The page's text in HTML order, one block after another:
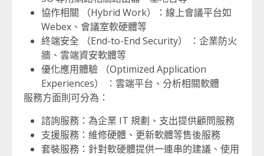
協作相關 （Hybrid Work）：線上會議平台如
Webex、會議室軟硬體等
終端安全 （End-to-End Security） ：企業防火
牆、雲端資安軟體等
優化應用體驗 （Optimized Application
Experiences） ：雲端平台、分析相關軟體
服務方面則可分為：
諮詢服務：為企業 IT 規劃、支出提供顧問服務
支援服務：維修硬體、更新軟體等售後服務
套裝服務：針對軟硬體提供一連串的建議、使用